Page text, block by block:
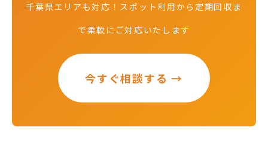
千葉県エリアも対応！スポット利用から定期回収ま
で柔軟にご対応いたします
今すぐ相談する →